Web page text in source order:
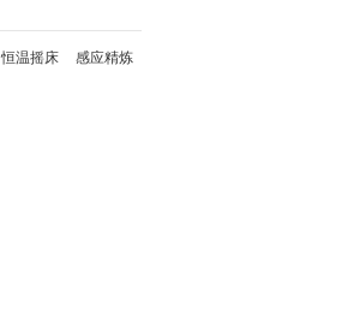
恒温摇床
感应精炼